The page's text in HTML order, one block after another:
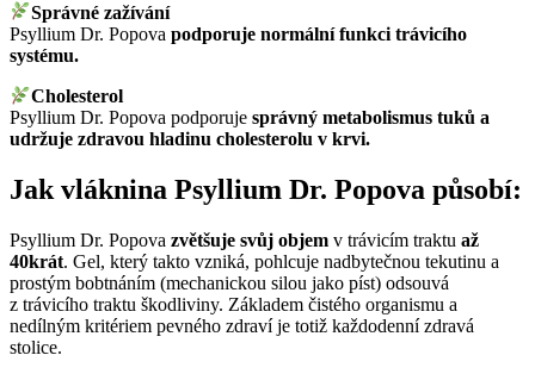
Správné zažívání
Psyllium Dr. Popova podporuje normální funkci trávicího
systému.
Cholesterol
Psyllium Dr. Popova podporuje správný metabolismus tuků a
udržuje zdravou hladinu cholesterolu v krvi.
Jak vláknina Psyllium Dr. Popova působí:
Psyllium Dr. Popova zvětšuje svůj objem v trávicím traktu až
40krát. Gel, který takto vzniká, pohlcuje nadbytečnou tekutinu a
prostým bobtnáním (mechanickou silou jako píst) odsouvá
z trávicího traktu škodliviny. Základem čistého organismu a
nedílným kritériem pevného zdraví je totiž každodenní zdravá
stolice.